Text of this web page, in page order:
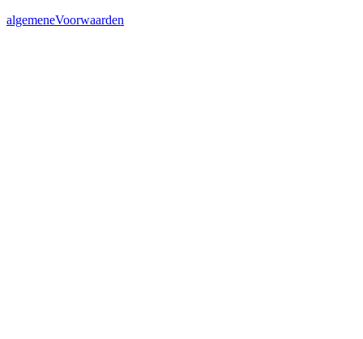
algemeneVoorwaarden